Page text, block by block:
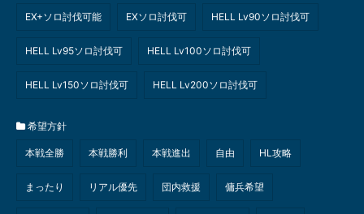
EX+ソロ討伐可能 EXソロ討伐可 HELL Lv90ソロ討伐可
HELL Lv95ソロ討伐可 HELL Lv100ソロ討伐可
HELL Lv150ソロ討伐可 HELL Lv200ソロ討伐可
希望方針
本戦全勝 本戦勝利 本戦進出 自由 HL攻略
まったり リアル優先 団内救援 傭兵希望